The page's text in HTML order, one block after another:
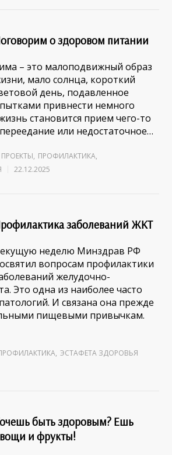
о здоровом питании
– это малоподвижный образ
мало солнца, короткий
день, подавленное
привнести немного
становится прием чего-то
или недостаточное…
ПРОЕКТЫ, ПРОФИЛАКТИКА,
22.12.2025
заболеваний ЖКТ
неделю Минздрав РФ
вопросам профилактики
желудочно-
Это одна из наиболее часто
И связана она прежде
пищевыми привычкам.
, ЭСТАФЕТА ЗДОРОВЬЯ
быть здоровым? Ешь
и фрукты!